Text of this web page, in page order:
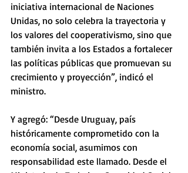
iniciativa internacional de Naciones
Unidas, no solo celebra la trayectoria y
los valores del cooperativismo, sino que
también invita a los Estados a fortalecer
las políticas públicas que promuevan su
crecimiento y proyección”, indicó el
ministro.
Y agregó: “Desde Uruguay, país
históricamente comprometido con la
economía social, asumimos con
responsabilidad este llamado. Desde el